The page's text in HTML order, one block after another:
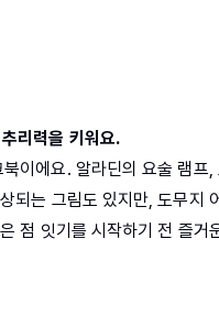
리력을 키워요.
이에요. 알라딘의 요술 램프,
되는 그림도 있지만, 도무지
점 잇기를 시작하기 전 즐거